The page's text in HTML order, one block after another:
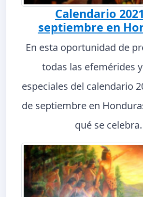
Calendario
septiembre en
En esta oportunidad de
todas las efemérides
especiales del calendario
de septiembre en
qué se celebra.